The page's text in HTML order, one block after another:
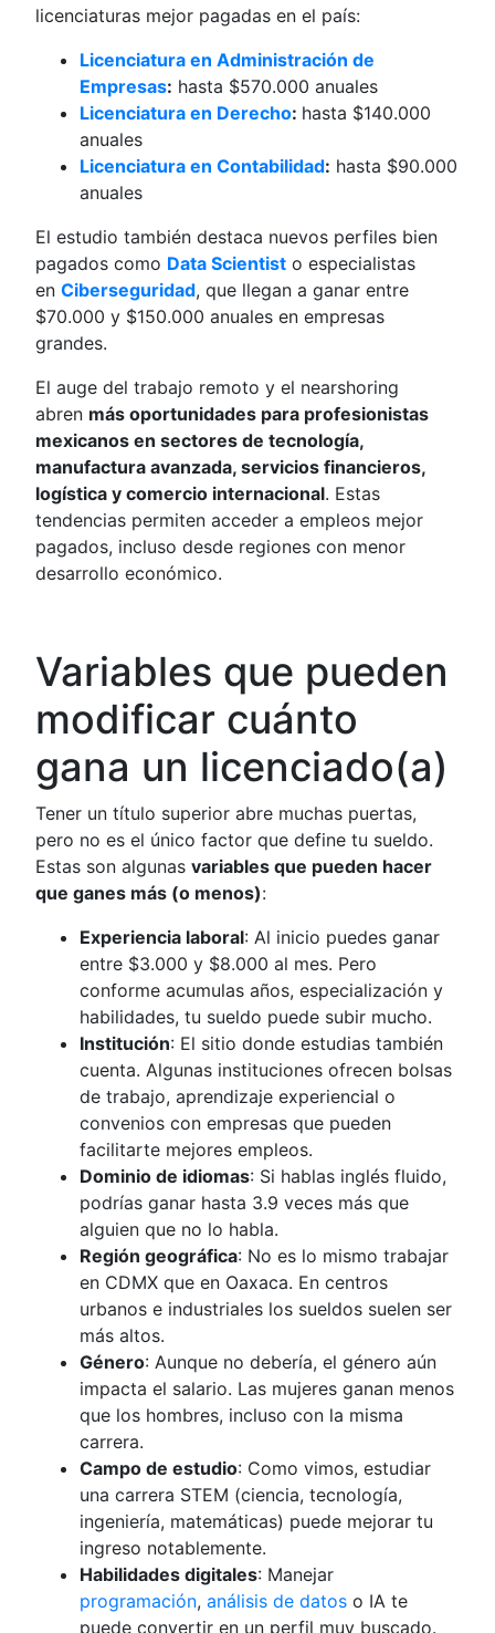
licenciaturas mejor pagadas en el país:
Licenciatura en Administración de
Empresas: hasta $570.000 anuales
Licenciatura en Derecho: hasta $140.000
anuales
Licenciatura en Contabilidad: hasta $90.000
anuales
El estudio también destaca nuevos perfiles bien
pagados como Data Scientist o especialistas
enCiberseguridad, que llegan a ganar entre
$70.000 y $150.000 anuales en empresas
grandes.
El auge del trabajo remoto y el nearshoring
abren más oportunidades para profesionistas
mexicanos en sectores de tecnología,
manufactura avanzada, servicios financieros,
logística y comercio internacional. Estas
tendencias permiten acceder a empleos mejor
pagados, incluso desde regiones con menor
desarrollo económico.
Variables que pueden
modificar cuánto
gana un licenciado(a)
Tener un título superior abre muchas puertas,
pero no es el único factor que define tu sueldo.
Estas son algunasvariables que pueden hacer
que ganes más (o menos):
Experiencia laboral: Al inicio puedes ganar
entre $3.000 y $8.000 al mes. Pero
conforme acumulas años, especialización y
habilidades, tu sueldo puede subir mucho.
Institución: El sitio donde estudias también
cuenta. Algunas instituciones ofrecen bolsas
de trabajo, aprendizaje experiencial o
convenios con empresas que pueden
facilitarte mejores empleos.
Dominio de idiomas: Si hablas inglés fluido,
podrías ganar hasta 3.9 veces más que
alguien que no lo habla.
Región geográfica: No es lo mismo trabajar
en CDMX que en Oaxaca. En centros
urbanos e industriales los sueldos suelen ser
más altos.
Género: Aunque no debería, el género aún
impacta el salario. Las mujeres ganan menos
que los hombres, incluso con la misma
carrera.
Campo de estudio: Como vimos, estudiar
una carrera STEM (ciencia, tecnología,
ingeniería, matemáticas) puede mejorar tu
ingreso notablemente.
Habilidades digitales: Manejar
programación,análisis de datos o IA te
puede convertir en un perfil muy buscado.